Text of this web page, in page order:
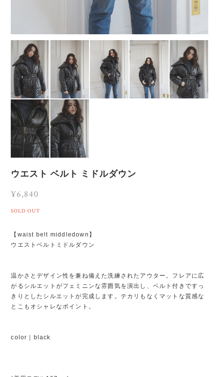
ウエスト ベルト ミドルダウン
¥6,840
SOLD OUT
【waist belt middledown】
ウエストベルトミドルダウン
温かさとデザイン性を兼ね備えた洗練されたアウター。フレアに広
がるシルエットがフェミニンな雰囲気を演出し、ベルト付きですっ
きりとしたシルエットが完成します。テカリもなくマットな質感な
とこもオシャレなポイント。
color｜black